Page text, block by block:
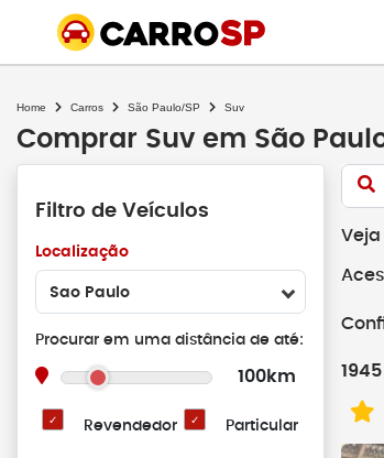
Home Carros São Paulo/SP Suv
Comprar Suv em São
Filtro de Veículos
Localização
Sao Paulo
Procurar em uma distância de até:
100km
Revendedor Particular
Veja